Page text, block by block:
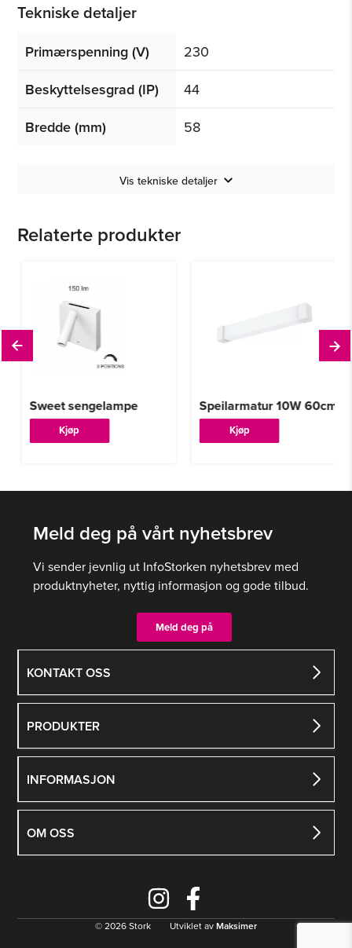
Tekniske detaljer
Primærspenning (V)
230
Beskyttelsesgrad (IP)
44
Bredde (mm)
58
Vis tekniske detaljer
Relaterte produkter
Sweet sengelampe
Kjøp
Dette
produktet
flere
Alternativene
kan
velges
på
Speilarmatur 10W 60cm
Kjøp
KONTAKT OSS
PRODUKTER
INFORMASJON
OM OSS
Meld deg på vårt nyhetsbrev
Vi sender jevnlig ut InfoStorken nyhetsbrev med
produktnyheter, nyttig informasjon og gode tilbud.
Meld deg på
© 2026 Stork Utviklet avMaksimer